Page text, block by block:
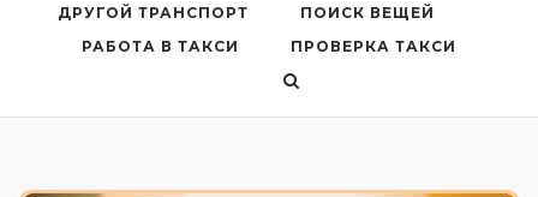
ДРУГОЙ ТРАНСПОРТ
ПОИСК ВЕЩЕЙ
РАБОТА В ТАКСИ
ПРОВЕРКА ТАКСИ